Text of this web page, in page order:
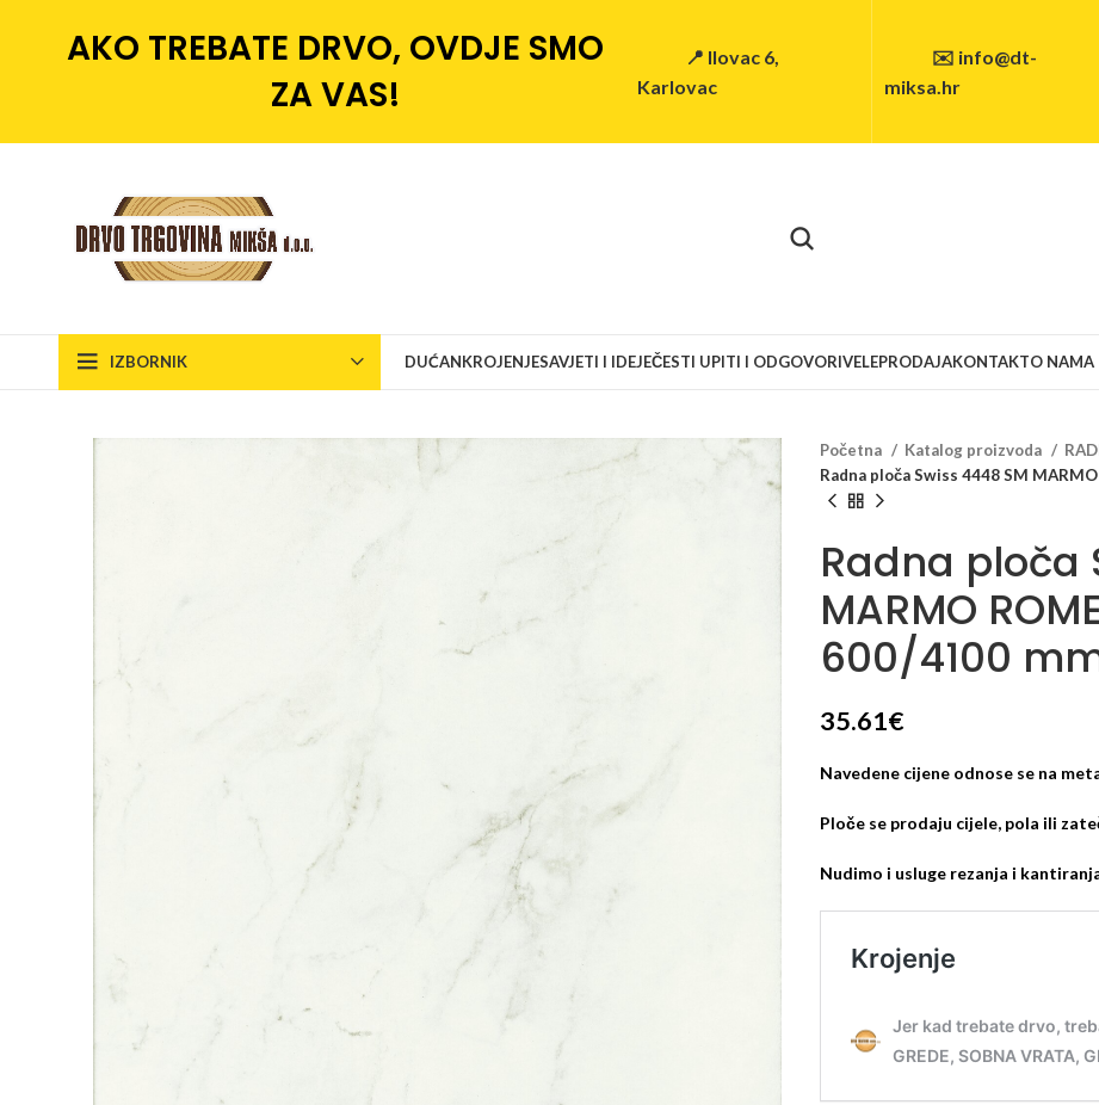
AKO TREBATE DRVO, OVDJE SMO
ZA VAS!
📍 Ilovac 6,
Karlovac
✉️ info@dt-
miksa.hr
IZBORNIK DUĆANKROJENJESAVJETI I IDEJEČESTI UPITI I ODGOVORIVELEPRODAJAKONTAKTO NAMA
Početna Katalog proizvoda
Radna ploča Swiss 4448 SM
Radna ploča
MARMO
600/4100
35.61€
Navedene cijene odnose se na
Ploče se prodaju cijele, pola ili
Nudimo i usluge rezanja i